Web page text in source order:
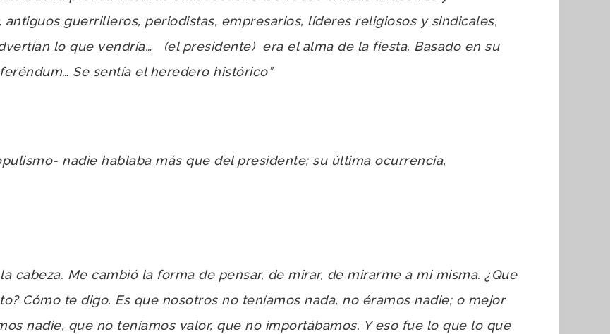
guerrilleros, periodistas, empresarios, líderes religiosos y sindicales,
lo que vendría… (el presidente) era el alma de la fiesta. Basado en su
Se sentía el heredero histórico”
nadie hablaba más que del presidente; su última ocurrencia,
cabeza. Me cambió la forma de pensar, de mirar, de mirarme a mi misma. ¿Que
Cómo te digo. Es que nosotros no teníamos nada, no éramos nadie; o mejor
nadie, que no teníamos valor, que no importábamos. Y eso fue lo que lo que